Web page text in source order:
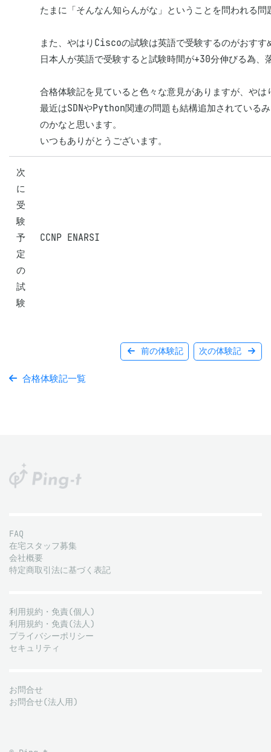
たまに「そんなん知らんがな」ということを問われる
また、やはりCiscoの試験は英語で受験するのがおすす
日本人が英語で受験すると試験時間が+30分伸びる為
合格体験記を見ていると色々な意見がありますが、や
最近はSDNやPython関連の問題も結構追加されている
のかなと思います。
いつもありがとうございます。
次
に
受
験
予
定
の
試
験
CCNP ENARSI
前の体験記 次の体験記
合格体験記一覧
FAQ
在宅スタッフ募集
会社概要
特定商取引法に基づく表記
利用規約・免責(個人)
利用規約・免責(法人)
プライバシーポリシー
セキュリティ
お問合せ
お問合せ(法人用)